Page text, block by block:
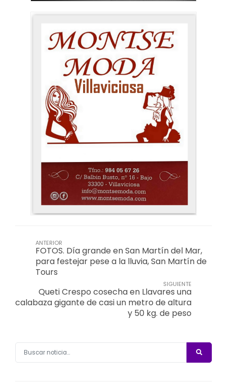
ANTERIOR
FOTOS. Día grande en San Martín del Mar,
para festejar pese a la lluvia, San Martín de
Tours
SIGUIENTE
Queti Crespo cosecha en Llavares una
calabaza gigante de casi un metro de altura
y 50 kg. de peso